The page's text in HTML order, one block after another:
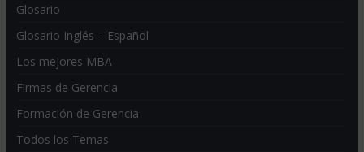
Glosario
Glosario Inglés – Español
Los mejores MBA
Firmas de Gerencia
Formación de Gerencia
Todos los Temas